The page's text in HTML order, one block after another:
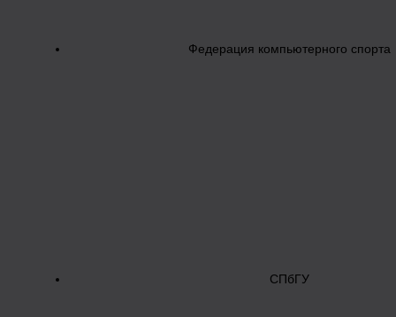
Федерация компьютерного спорта
СПбГУ